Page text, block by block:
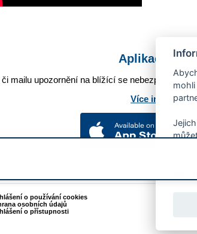
Aplikace
mailu upozornění na blížící se nebezpečí,
Více informací
o používání cookies
osobních údajů
o přístupnosti